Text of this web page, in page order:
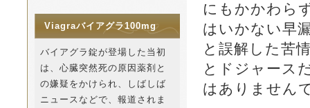
にもかかわら
はいかない早
と誤解した苦
とドジャース
はありません
Viagraバイアグラ100mg
バイアグラ錠が登場した当初
は、心臓突然死の原因薬剤と
の嫌疑をかけられ、しばしば
ニュースなどで、報道されま